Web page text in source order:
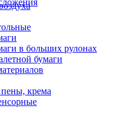
в больших рулонах
бумаги
крема